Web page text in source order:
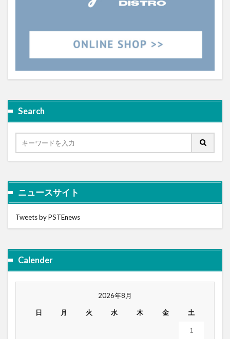
Search
ニュースサイト
Tweets by PSTEnews
Calender
2026年8月
日 月 火 水 木 金 土
1